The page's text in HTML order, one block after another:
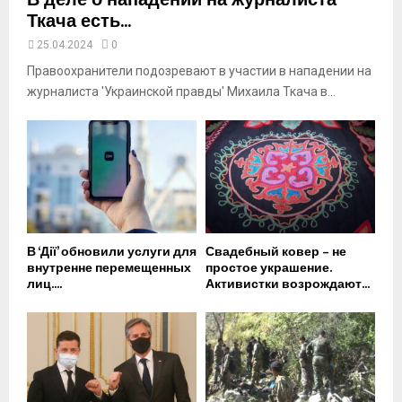
Ткача есть...
25.04.2024 0
Правоохранители подозревают в участии в нападении на
журналиста 'Украинской правды' Михаила Ткача в...
В ‘Дії’ обновили услуги для
внутренне перемещенных
лиц....
Свадебный ковер – не
простое украшение.
Активистки возрождают...